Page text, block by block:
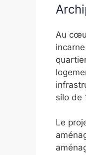
Au
silo de
Le